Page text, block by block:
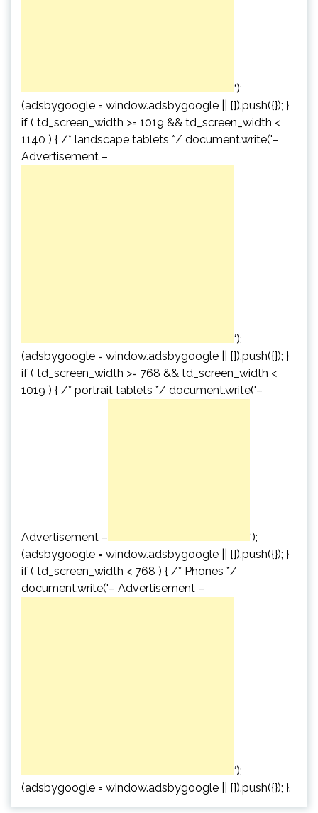
‘);
(adsbygoogle = window.adsbygoogle || []).push({}); }
if ( td_screen_width >= 1019 && td_screen_width <
1140 ) { /* landscape tablets */ document.write('–
Advertisement –
‘);
(adsbygoogle = window.adsbygoogle || []).push({}); }
if ( td_screen_width >= 768 && td_screen_width <
1019 ) { /* portrait tablets */ document.write('–
Advertisement –
‘);
(adsbygoogle = window.adsbygoogle || []).push({}); }
if ( td_screen_width < 768 ) { /* Phones */
document.write('– Advertisement –
‘);
(adsbygoogle = window.adsbygoogle || []).push({}); }.